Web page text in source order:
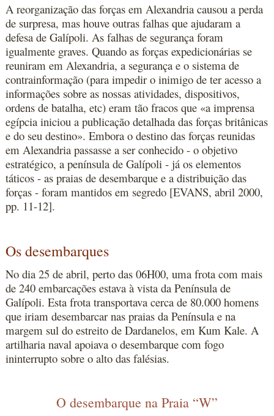
A reorganização das forças em Alexandria causou a perda
de surpresa, mas houve outras falhas que ajudaram a
defesa de Galípoli. As falhas de segurança foram
igualmente graves. Quando as forças expedicionárias se
reuniram em Alexandria, a segurança e o sistema de
contrainformação (para impedir o inimigo de ter acesso a
informações sobre as nossas atividades, dispositivos,
ordens de batalha, etc) eram tão fracos que «a imprensa
egípcia iniciou a publicação detalhada das forças britânicas
e do seu destino». Embora o destino das forças reunidas
em Alexandria passasse a ser conhecido - o objetivo
estratégico, a península de Galípoli - já os elementos
táticos - as praias de desembarque e a distribuição das
forças - foram mantidos em segredo [EVANS, abril 2000,
pp. 11-12].
Os desembarques
No dia 25 de abril, perto das 06H00, uma frota com mais
de 240 embarcações estava à vista da Península de
Galípoli. Esta frota transportava cerca de 80.000 homens
que iriam desembarcar nas praias da Península e na
margem sul do estreito de Dardanelos, em Kum Kale. A
artilharia naval apoiava o desembarque com fogo
ininterrupto sobre o alto das falésias.
O desembarque na Praia “W”